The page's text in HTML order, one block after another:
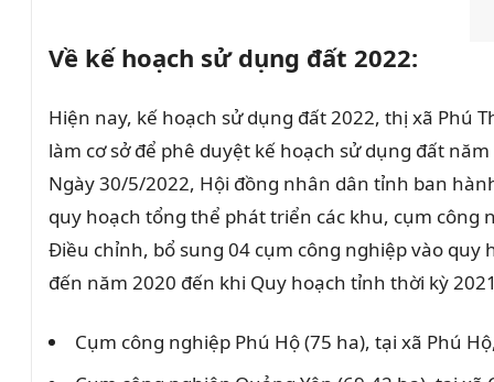
Về kế hoạch sử dụng đất 2022:
Hiện nay, kế hoạch sử dụng đất 2022, thị xã Phú
làm cơ sở để phê duyệt kế hoạch sử dụng đất
Ngày 30/5/2022, Hội đồng nhân dân tỉnh ban
quy hoạch tổng thể phát triển các khu, cụm công
Điều chỉnh, bổ sung 04 cụm công nghiệp vào
đến năm 2020 đến khi Quy hoạch tỉnh thời kỳ
Cụm công nghiệp Phú Hộ (75 ha), tại xã Phú